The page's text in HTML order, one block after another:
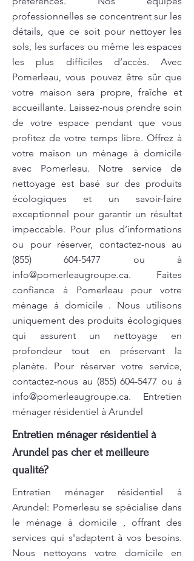
professionnelles se concentrent sur les
détails, que ce soit pour nettoyer les
sols, les surfaces ou même les espaces
les plus difficiles d’accès. Avec
Pomerleau, vous pouvez être sûr que
votre maison sera propre, fraîche et
accueillante. Laissez-nous prendre soin
de votre espace pendant que vous
profitez de votre temps libre. Offrez à
votre maison un ménage à domicile
avec Pomerleau. Notre service de
nettoyage est basé sur des produits
écologiques et un savoir-faire
exceptionnel pour garantir un résultat
impeccable. Pour plus d’informations
ou pour réserver, contactez-nous au
(855) 604-5477 ou à
info@pomerleaugroupe.ca. Faites
confiance à Pomerleau pour votre
ménage à domicile . Nous utilisons
uniquement des produits écologiques
qui assurent un nettoyage en
profondeur tout en préservant la
planète. Pour réserver votre service,
contactez-nous au (855) 604-5477 ou à
info@pomerleaugroupe.ca. Entretien
ménager résidentiel à Arundel
Entretien ménager résidentiel à
Arundel pas cher et meilleure
qualité?
Entretien ménager résidentiel à
Arundel: Pomerleau se spécialise dans
le ménage à domicile , offrant des
services qui s'adaptent à vos besoins.
Nous nettoyons votre domicile en